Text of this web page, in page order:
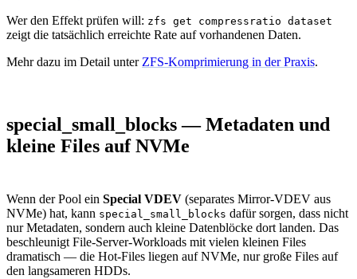
Wer den Effekt prüfen will: zfs get compressratio dataset
zeigt die tatsächlich erreichte Rate auf vorhandenen Daten.
Mehr dazu im Detail unter ZFS-Komprimierung in der Praxis.
special_small_blocks — Metadaten und
kleine Files auf NVMe
Wenn der Pool ein Special VDEV (separates Mirror-VDEV aus
NVMe) hat, kann special_small_blocks dafür sorgen, dass nicht
nur Metadaten, sondern auch kleine Datenblöcke dort landen. Das
beschleunigt File-Server-Workloads mit vielen kleinen Files
dramatisch — die Hot-Files liegen auf NVMe, nur große Files auf
den langsameren HDDs.